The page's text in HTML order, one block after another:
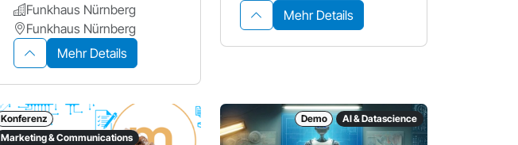
Funkhaus Nürnberg
Funkhaus Nürnberg
Mehr Details
Mehr Details
Konferenz
Marketing & Communications
Demo AI & Datascience